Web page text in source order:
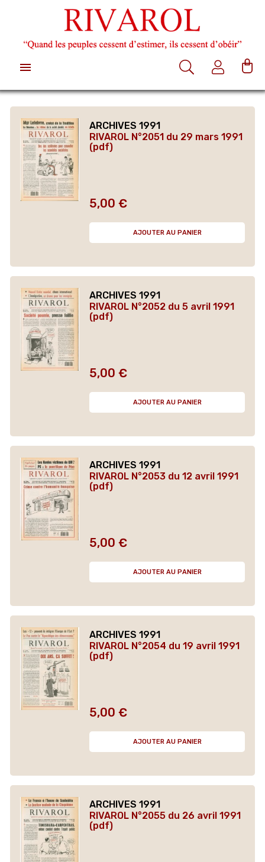

ARCHIVES 1991
RIVAROL N°2051 du 29 mars 1991
(pdf)
Prix
5,00 €
AJOUTER AU PANIER
ARCHIVES 1991
RIVAROL N°2052 du 5 avril 1991
(pdf)
Prix
5,00 €
AJOUTER AU PANIER
ARCHIVES 1991
RIVAROL N°2053 du 12 avril 1991
(pdf)
Prix
5,00 €
AJOUTER AU PANIER
ARCHIVES 1991
RIVAROL N°2054 du 19 avril 1991
(pdf)
Prix
5,00 €
AJOUTER AU PANIER
ARCHIVES 1991
RIVAROL N°2055 du 26 avril 1991
(pdf)